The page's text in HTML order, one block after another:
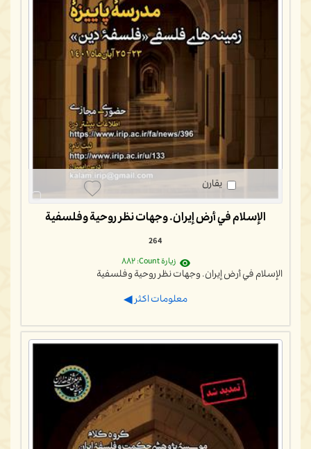
يقارن
الإسلام في أرض إيران. وجهات نظر روحية وفلسفية
264
زيارة Count: ٨٨٢
الإسلام في أرض إيران. وجهات نظر روحية وفلسفية
معلومات اكثر